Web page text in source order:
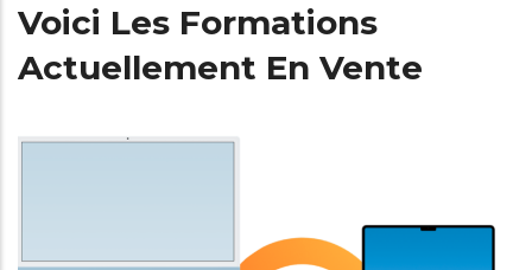
Voici Les Formations
Actuellement En Vente